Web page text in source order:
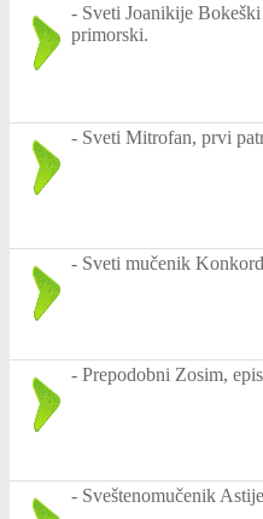
- Sveti Joanikije
primorski.
- Sveti Mitrofan, prvi
- Sveti mučenik
- Prepodobni Zosim,
- Sveštenomučenik